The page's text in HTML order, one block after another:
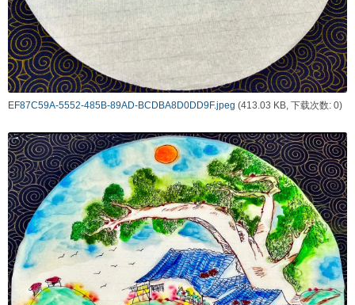
EF87C59A-5552-485B-89AD-BCDBA8D0DD9F.jpeg (413.03 KB, 下载次数: 0)